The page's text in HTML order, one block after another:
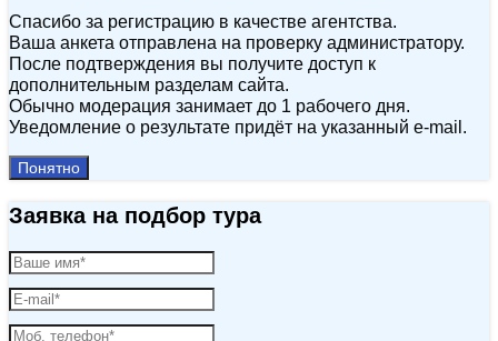
Спасибо за регистрацию в качестве агентства.
Ваша анкета отправлена на проверку администратору.
После подтверждения вы получите доступ к
дополнительным разделам сайта.
Обычно модерация занимает до 1 рабочего дня.
Уведомление о результате придёт на указанный e‑mail.
Понятно
Заявка на подбор тура